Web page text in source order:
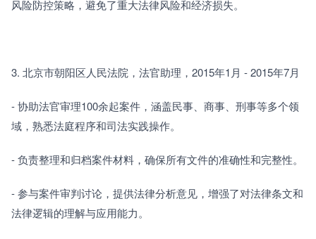
风险防控策略，避免了重大法律风险和经济损失。
3. 北京市朝阳区人民法院，法官助理，2015年1月 - 2015年7月
- 协助法官审理100余起案件，涵盖民事、商事、刑事等多个领
域，熟悉法庭程序和司法实践操作。
- 负责整理和归档案件材料，确保所有文件的准确性和完整性。
- 参与案件审判讨论，提供法律分析意见，增强了对法律条文和
法律逻辑的理解与应用能力。